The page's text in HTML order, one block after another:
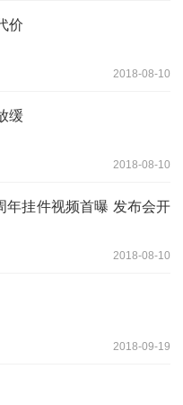
价
2018-08-10
缓
2018-08-10
年挂件视频首曝 发布会开
2018-08-10
2018-09-19